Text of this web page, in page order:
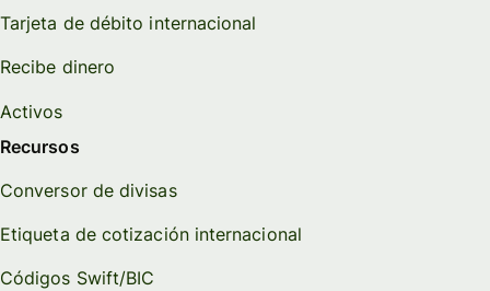
Tarjeta de débito internacional
Recibe dinero
Activos
Recursos
Conversor de divisas
Etiqueta de cotización internacional
Códigos Swift/BIC